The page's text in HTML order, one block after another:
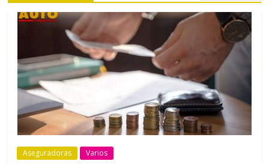
Aseguradoras Varios